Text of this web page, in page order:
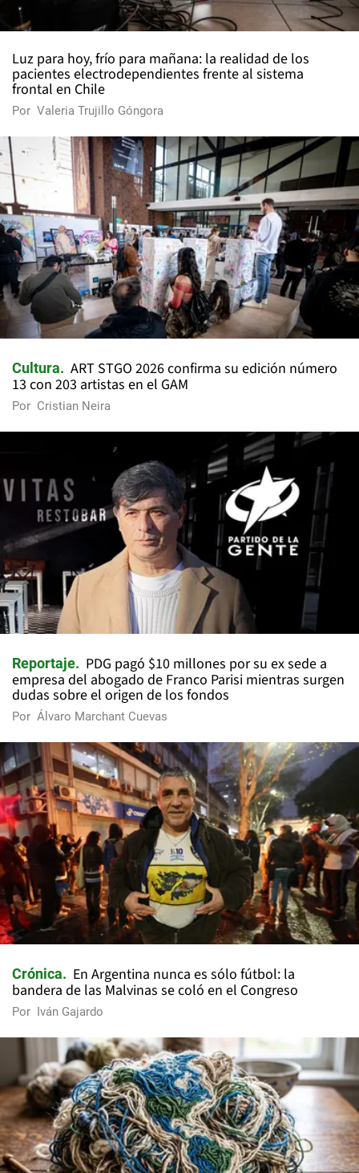
Luz para hoy, frío para mañana: la realidad de los
pacientes electrodependientes frente al sistema
frontal en Chile
Por Valeria Trujillo Góngora
Cultura
ART STGO 2026 confirma su edición número
13 con 203 artistas en el GAM
Por Cristian Neira
Reportaje
PDG pagó $10 millones por su ex sede a
empresa del abogado de Franco Parisi mientras surgen
dudas sobre el origen de los fondos
Por Álvaro Marchant Cuevas
Crónica
En Argentina nunca es sólo fútbol: la
bandera de las Malvinas se coló en el Congreso
Por Iván Gajardo